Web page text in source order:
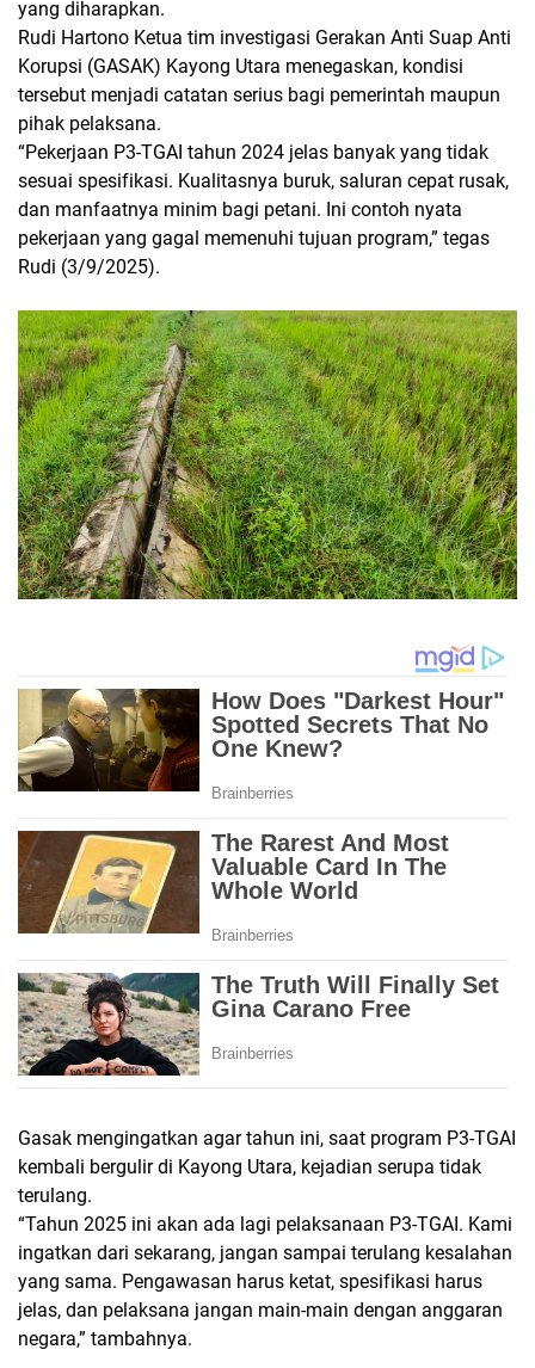
yang diharapkan.
Rudi Hartono Ketua tim investigasi Gerakan Anti Suap Anti
Korupsi (GASAK) Kayong Utara menegaskan, kondisi
tersebut menjadi catatan serius bagi pemerintah maupun
pihak pelaksana.
“Pekerjaan P3-TGAI tahun 2024 jelas banyak yang tidak
sesuai spesifikasi. Kualitasnya buruk, saluran cepat rusak,
dan manfaatnya minim bagi petani. Ini contoh nyata
pekerjaan yang gagal memenuhi tujuan program,” tegas
Rudi (3/9/2025).
Gasak mengingatkan agar tahun ini, saat program P3-TGAI
kembali bergulir di Kayong Utara, kejadian serupa tidak
terulang.
“Tahun 2025 ini akan ada lagi pelaksanaan P3-TGAI. Kami
ingatkan dari sekarang, jangan sampai terulang kesalahan
yang sama. Pengawasan harus ketat, spesifikasi harus
jelas, dan pelaksana jangan main-main dengan anggaran
negara,” tambahnya.